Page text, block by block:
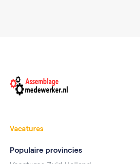
Vacatures
Populaire provincies